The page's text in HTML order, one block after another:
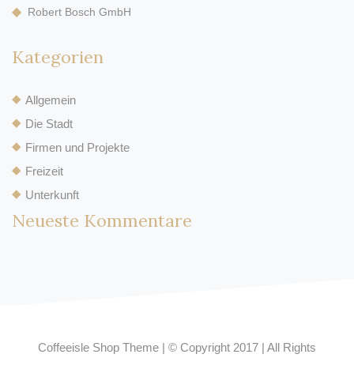
Robert Bosch GmbH
Kategorien
Allgemein
Die Stadt
Firmen und Projekte
Freizeit
Unterkunft
Neueste Kommentare
Coffeeisle Shop Theme | © Copyright 2017 | All Rights